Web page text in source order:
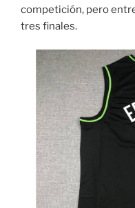
competición, pero
tres finales.